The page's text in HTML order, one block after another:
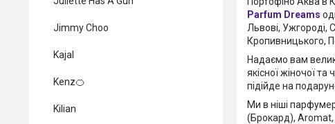
Parfum Dreams
Львові, Ужгороді,
Кропивницького,
Надаємо вам
якісної жіночої
підійде на
Ми в ніші
(Брокард), Aromat,
Jimmy Choo
Kajal
Kenz🍊
Kilian